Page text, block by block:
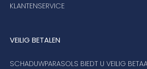
KLANTENSERVICE
VEILIG BETALEN
SCHADUWPARASOLS BIEDT U VEILIG